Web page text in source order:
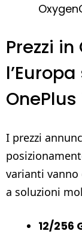
Prezzi
OnePlus
I prezzi
varianti
a soluzioni
12/256